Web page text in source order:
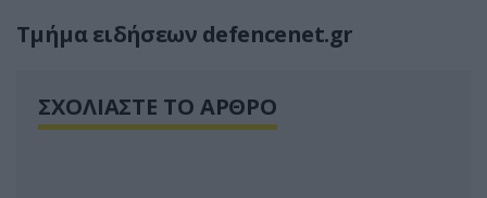
Τμήμα ειδήσεων defencenet.gr
ΣΧΟΛΙΑΣΤΕ ΤΟ ΑΡΘΡΟ